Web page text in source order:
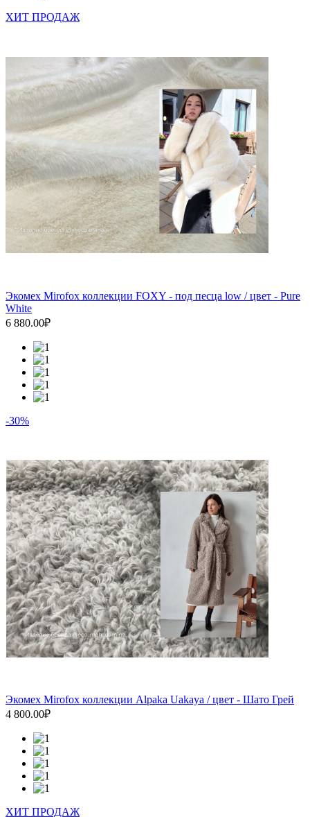
ХИТ ПРОДАЖ
Экомех Mirofox коллекции FOXY - под песца low / цвет - Pure
White
6 880.00₽
-30%
Экомех Mirofox коллекции Alpaka Uakaya / цвет - Шато Грей
4 800.00₽
ХИТ ПРОДАЖ